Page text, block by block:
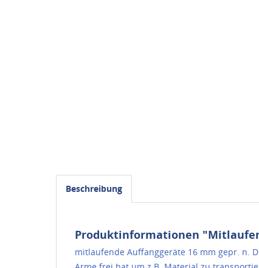
Beschreibung
Produktinformationen
mitlaufende Auffanggeräte 16 mm gepr. n.